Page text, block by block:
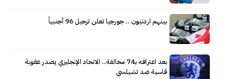
بينهم اردنيون .. جورجيا تعلن ترحيل 96 أجنبياً
بعد اعترافه بـ74 مخالفة.. الاتحاد الإنجليزي يصدر عقوبة
قاسية ضد تشيلسي